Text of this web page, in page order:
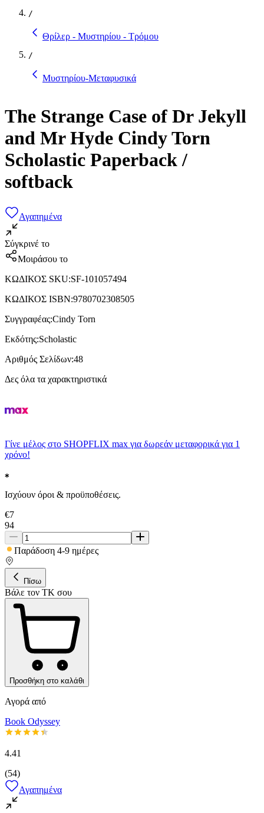
/
Θρίλερ - Μυστηρίου - Τρόμου
/
Μυστηρίου-Μεταφυσικά
The Strange Case of Dr Jekyll
and Mr Hyde Cindy Torn
Scholastic Paperback /
softback
Αγαπημένα
Σύγκρινέ το
Μοιράσου το
ΚΩΔΙΚΟΣ SKU:SF-101057494
ΚΩΔΙΚΟΣ ISBN:9780702308505
Συγγραφέας:Cindy Torn
Εκδότης:Scholastic
Αριθμός Σελίδων:48
Δες όλα τα χαρακτηριστικά
Γίνε μέλος στο SHOPFLIX max για δωρεάν μεταφορικά για 1
χρόνο!
Ισχύουν όροι & προϋποθέσεις.
€7
94
Παράδοση 4-9 ημέρες
Πίσω
Βάλε τον ΤΚ σου
Προσθήκη στο καλάθι
Αγορά από
Book Odyssey
4.41
(54)
Αγαπημένα